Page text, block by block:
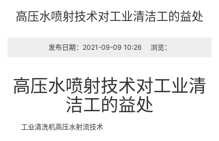
高压水喷射技术对工业清洁工的益处
发布日期：2021-09-09 10:26 浏览：
高压水喷射技术对工业清
洁工的益处
工业清洗机高压水射流技术